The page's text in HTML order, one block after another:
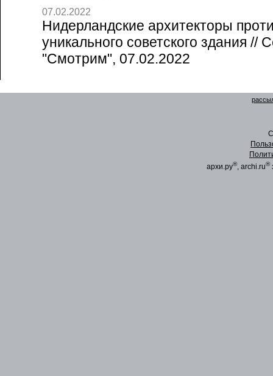
07.02.2022
Нидерландские архитекторы
уникального советского здания //
"Смотрим", 07.02.2022
архи.ру®, archi.ru®